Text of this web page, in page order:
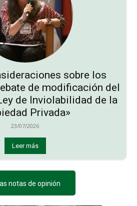
sobre los
de modificación del
de Inviolabilidad de la
Privada»
23/07/2026
Leer más
notas de opinión